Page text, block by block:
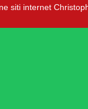
siti internet